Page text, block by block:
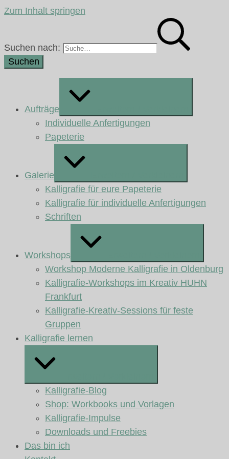
Zum Inhalt springen
Suchen nach:
Aufträge
Individuelle Anfertigungen
Papeterie
Galerie
Kalligrafie für eure Papeterie
Kalligrafie für individuelle Anfertigungen
Schriften
Workshops
Workshop Moderne Kalligrafie in Oldenburg
Kalligrafie-Workshops im Kreativ HUHN
Frankfurt
Kalligrafie-Kreativ-Sessions für feste
Gruppen
Kalligrafie lernen
Kalligrafie-Blog
Shop: Workbooks und Vorlagen
Kalligrafie-Impulse
Downloads und Freebies
Das bin ich